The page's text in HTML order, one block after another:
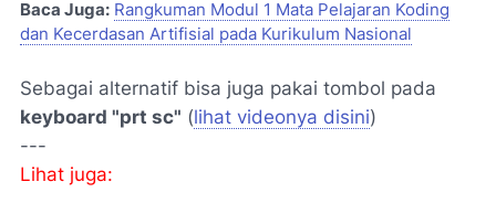
Baca Juga: Rangkuman Modul 1 Mata Pelajaran Koding
dan Kecerdasan Artifisial pada Kurikulum Nasional
Sebagai alternatif bisa juga pakai tombol pada
keyboard "prt sc" (lihat videonya disini)
---
Lihat juga: